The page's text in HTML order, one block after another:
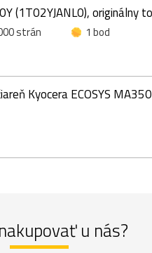
(1T02YJANL0), originálny
strán
1 bod
Kyocera ECOSYS
nakupovať u nás?